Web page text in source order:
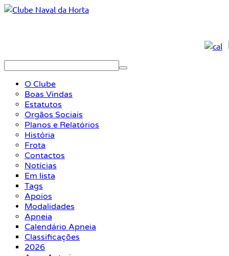
O Clube
Boas Vindas
Estatutos
Orgãos Sociais
Planos e Relatórios
História
Frota
Contactos
Notícias
Em lista
Tags
Apoios
Modalidades
Apneia
Calendário Apneia
Classificações
2026